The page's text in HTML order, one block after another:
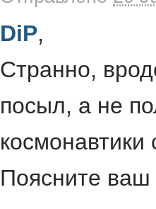
DiP,
Странно,
посыл, а не
космонавтики
Поясните ваш